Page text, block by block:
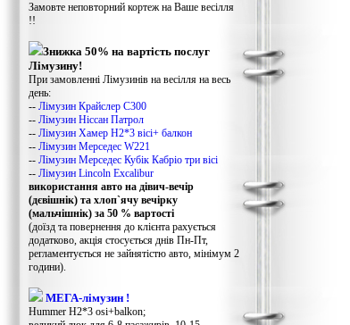
Замовте неповторний кортеж на Ваше весілля
!!
Знижка 50% на вартість послуг
Лімузину!
При замовленні Лімузинів на весілля на весь
день:
-- Лімузин Крайслер С300
-- Лімузин Ніссан Патрол
-- Лімузин Хамер Н2*3 вісі+ балкон
-- Лімузин Мерседес W221
-- Лімузин Мерседес Кубік Кабріо три вісі
-- Лімузин Lincoln Excalibur
використання авто на дівич-вечір
(дєвішнік) та хлоп`ячу вечірку
(мальчішнік) за 50 % вартості
(доїзд та повернення до клієнта рахується
додатково, акція стосується днів Пн-Пт,
регламентується не зайнятістю авто, мінімум 2
години).
МЕГА-лімузин !
Hummer H2*3 osi+balkon;